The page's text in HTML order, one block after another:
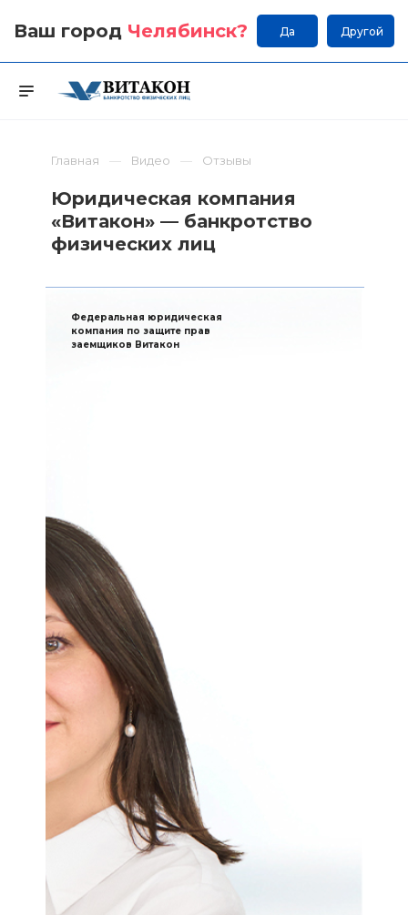
Ваш город Челябинск? Да Другой
Главная Видео Отзывы
Юридическая компания
«Витакон» — банкротство
физических лиц
Федеральная юридическая
компания по защите прав
заемщиков Витакон